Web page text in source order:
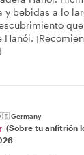
y bebidas a lo
Germany
(Sobre tu anfitrión